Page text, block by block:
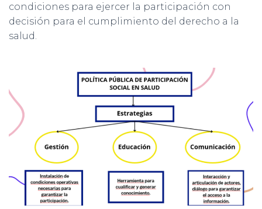
condiciones para ejercer la participación con
decisión para el cumplimiento del derecho a la
salud.